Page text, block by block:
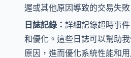
遲或其他原因導致的交易失敗
日誌記錄： 詳細記錄超時事
和優化。這些日誌可以幫助
原因，進而優化系統性能和用